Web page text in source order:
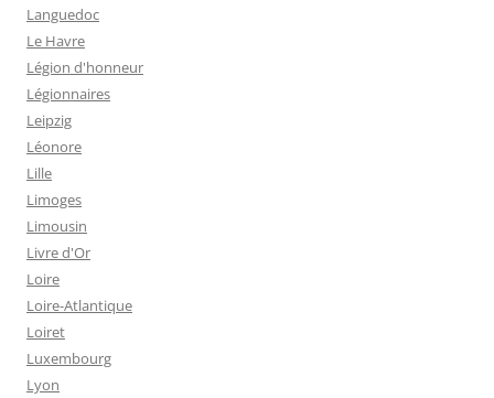
Languedoc
Le Havre
Légion d'honneur
Légionnaires
Leipzig
Léonore
Lille
Limoges
Limousin
Livre d'Or
Loire
Loire-Atlantique
Loiret
Luxembourg
Lyon